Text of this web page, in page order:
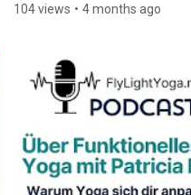
104 views • 4 months ago